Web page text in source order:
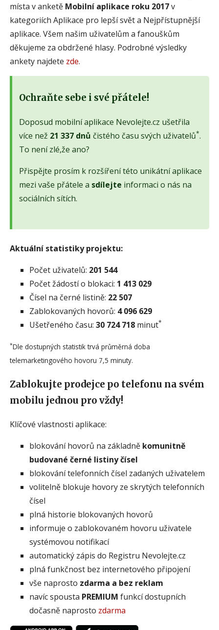
místa v anketě Mobilní aplikace roku 2017v
kategoriích Aplikace pro lepší svět a Nejpřístupnější
aplikace. Všem našim uživatelům a fanouškům
děkujeme za obdržené hlasy. Podrobné výsledky
ankety najdete zde.
Ochraňte sebe i své přátele!
Doposud mobilní aplikace Nevolejte.cz ušetřila
více než 21 337 dnů čistého času svých uživatelů*.
To není zlé,že ano?
Přispějte prosím k rozšíření této unikátní aplikace
mezi vaše přátele a sdílejte informaci o nás na
sociálních sítích.
Aktuální statistiky projektu:
Počet uživatelů: 201 544
Počet žádostí o blokaci: 1 413 029
Čísel na černé listině: 22 507
Zablokovaných hovorů: 4 096 629
Ušetřeného času: 30 724 718 minut*
*Dle dostupných statistik trvá průměrná doba
telemarketingového hovoru 7,5 minuty.
Zablokujte prodejce po telefonu na svém
mobilu jednou pro vždy!
Klíčové vlastnosti aplikace:
blokování hovorů na základně komunitně
budované černé listiny čísel
blokování telefonních čísel zadaných uživatelem
volitelně blokuje hovory ze skrytých telefonních
čísel
plná historie blokovaných hovorů
informuje o zablokovaném hovoru uživatele
systémovou notifikací
automatický zápis do Registru Nevolejte.cz
plná funkčnost bez internetového připojení
vše naprosto zdarma a bez reklam
navíc spousta PREMIUM funkcí dostupních
dočasně naprosto zdarma